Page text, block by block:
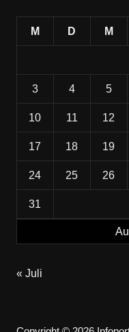
M D M
3 4 5
10 11 12
17 18 19
24 25 26
31
« Juli